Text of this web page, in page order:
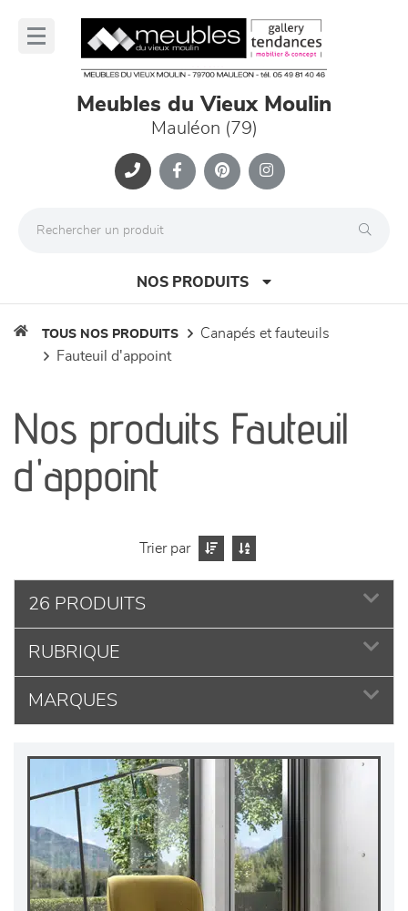
Meubles du Vieux Moulin
Mauléon (79)
NOS PRODUITS
séjours
meubles de complément
literie
décoration
TOUS NOS PRODUITS
canapés et fauteuils
fauteuil d'appoint
Nos produits Fauteuil
d'appoint
Trier par
26 PRODUITS
RUBRIQUE
MARQUES